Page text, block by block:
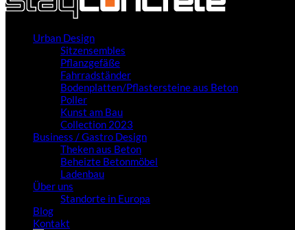
Urban Design
Sitzensembles
Pflanzgefäße
Fahrradständer
Bodenplatten/Pflastersteine aus Beton
Poller
Kunst am Bau
Collection 2023
Business / Gastro Design
Theken aus Beton
Beheizte Betonmöbel
Ladenbau
Über uns
Standorte in Europa
Blog
Kontakt